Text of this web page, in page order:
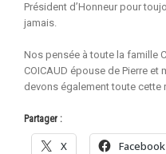
Président d’Honneur pour
jamais.
Nos pensée à toute la famille
COICAUD épouse de Pierre
devons également toute cette
Partager :
X Facebook